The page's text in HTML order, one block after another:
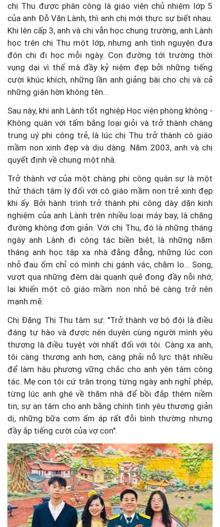
chị Thu được phân công là giáo viên chủ nhiệm lớp 5
của anh Đỗ Văn Lành, thì anh chị mới thực sự biết nhau.
Khi lên cấp 3, anh và chị vẫn học chung trường, anh Lành
học trên chị Thu một lớp, nhưng anh tình nguyện đưa
đón chị đi học mỗi ngày. Con đường tới trường thời
vụng dại vì thế mà đầy kỷ niệm đẹp bởi những tiếng
cười khúc khích, những lần anh giảng bài cho chị và cả
những giận hờn không tên…
Sau này, khi anh Lành tốt nghiệp Học viện phòng không -
Không quân với tấm bằng loại giỏi và trở thành chàng
trung uý phi công trẻ, là lúc chị Thu trở thành cô giáo
mầm non xinh đẹp và dịu dàng. Năm 2003, anh và chị
quyết định về chung một nhà.
Trở thành vợ của một chàng phi công quân sự là một
thử thách tâm lý đối với cô giáo mầm non trẻ xinh đẹp
khi ấy. Bởi hành trình trở thành phi công dày dặn kinh
nghiệm của anh Lành trên nhiều loại máy bay, là chặng
đường không đơn giản. Với chị Thu, đó là những tháng
ngày anh Lành đi công tác biền biệt, là những năm
tháng anh học tập xa nhà đằng đẵng, những lúc con
nhỏ đau ốm chỉ có mình chị gánh vác, chăm lo… Song,
vượt qua những đêm dài quạnh quẽ đong đầy nỗi nhớ,
lại khiến một cô giáo mầm non nhỏ bé càng trở nên
mạnh mẽ.
Chị Đặng Thị Thu tâm sự: "Trở thành vợ bộ đội là điều
đáng tự hào và được nên duyên cùng người mình yêu
thương là điều tuyệt vời nhất đối với tôi. Càng xa anh,
tôi càng thương anh hơn, càng phải nỗ lực thật nhiều
để làm hậu phương vững chắc cho anh yên tâm công
tác. Mẹ con tôi cứ trân trọng từng ngày anh nghỉ phép,
từng lúc anh ghé về thăm nhà để bồi đắp thêm niềm
tin, sự an tâm cho anh bằng chính tình yêu thương giản
dị, những bữa cơm ấm áp rất đỗi bình thường nhưng
đầy ắp tiếng cười của vợ con".